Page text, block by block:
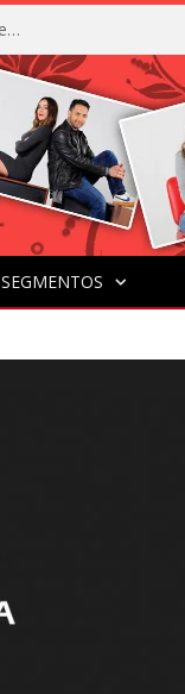
La IA está acercándonos a comprender y traducir las vocalizaciones y comportamientos de nuestras mascotas
SEGMENTOS